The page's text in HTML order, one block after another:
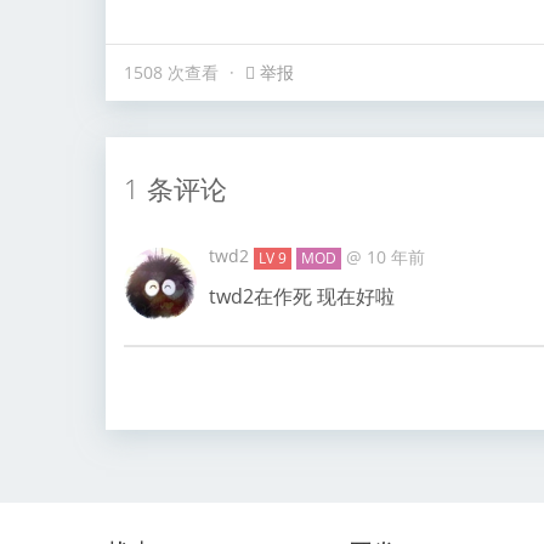
1508 次查看 举报
1 条评论
twd2 LV 9 MOD @ 10 年前
twd2在作死 现在好啦